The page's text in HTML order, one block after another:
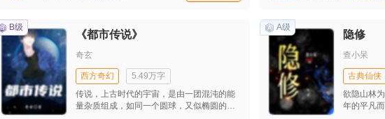
一切的爱
B级
《都市传说》
奇玄
西方奇幻
5.49万字
传说，上古时代的宇宙，是由一团混沌的能
量杂质组成，如同一个圆球，又似椭圆的鸡
A级
隐修
查小呆
古典仙侠
欲隐山林
年的平凡